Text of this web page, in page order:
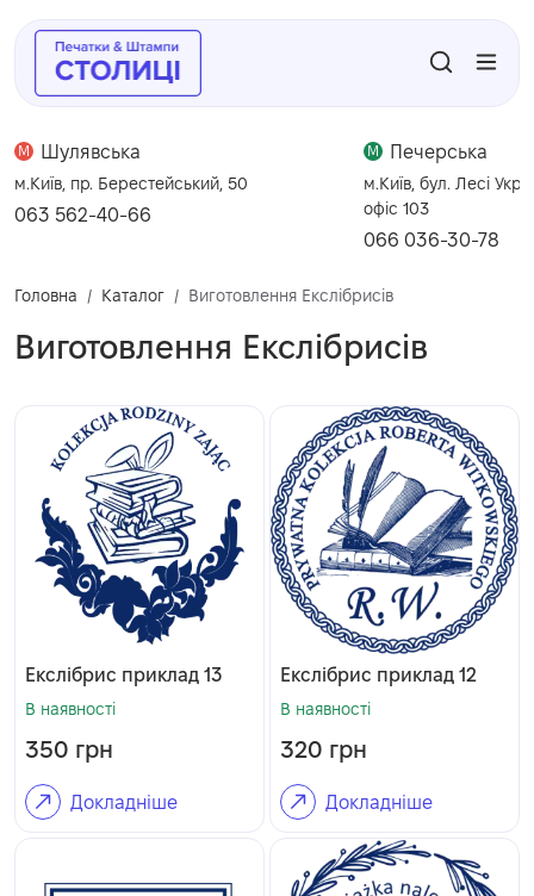
M Шулявська
м.Київ, пр. Берестейський, 50
063 562-40-66
M Печерська
м.Київ, бул. Лесі
офіс 103
066 036-30-78
Головна Каталог Виготовлення Екслібрисів
Виготовлення Екслібрисів
Екслібрис приклад 13
В наявності
350 грн
Докладніше
Екслібрис приклад 12
В наявності
320 грн
Докладніше